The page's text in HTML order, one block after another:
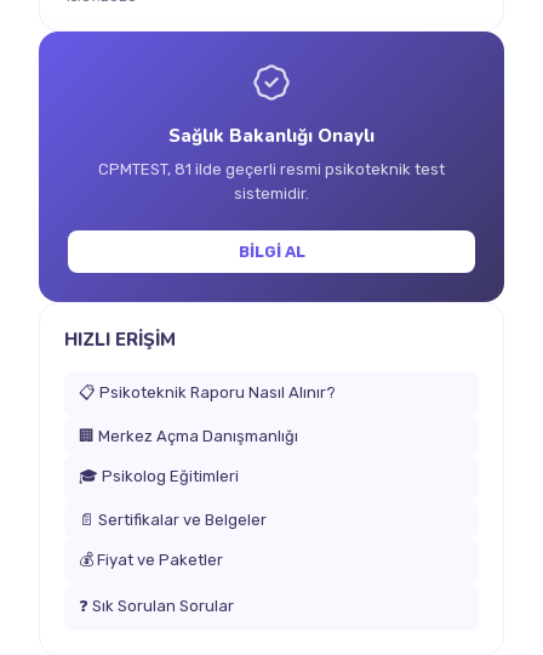
Sağlık Bakanlığı Onaylı
CPMTEST, 81 ilde geçerli resmi psikoteknik test
sistemidir.
BİLGİ AL
HIZLI ERİŞİM
📋 Psikoteknik Raporu Nasıl Alınır?
🏢 Merkez Açma Danışmanlığı
🎓 Psikolog Eğitimleri
📄 Sertifikalar ve Belgeler
💰 Fiyat ve Paketler
❓ Sık Sorulan Sorular